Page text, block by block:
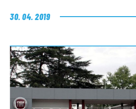
30. 04. 2019